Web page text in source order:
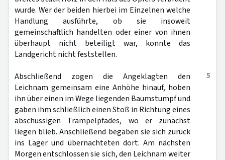
wurde. Wer der beiden hierbei im Einzelnen welche
Handlung ausführte, ob sie insoweit
gemeinschaftlich handelten oder einer von ihnen
überhaupt nicht beteiligt war, konnte das
Landgericht nicht feststellen.
5
Abschließend zogen die Angeklagten den
Leichnam gemeinsam eine Anhöhe hinauf, hoben
ihn über einen im Wege liegenden Baumstumpf und
gaben ihm schließlich einen Stoß in Richtung eines
abschüssigen Trampelpfades, wo er zunächst
liegen blieb. Anschließend begaben sie sich zurück
ins Lager und übernachteten dort. Am nächsten
Morgen entschlossen sie sich, den Leichnam weiter